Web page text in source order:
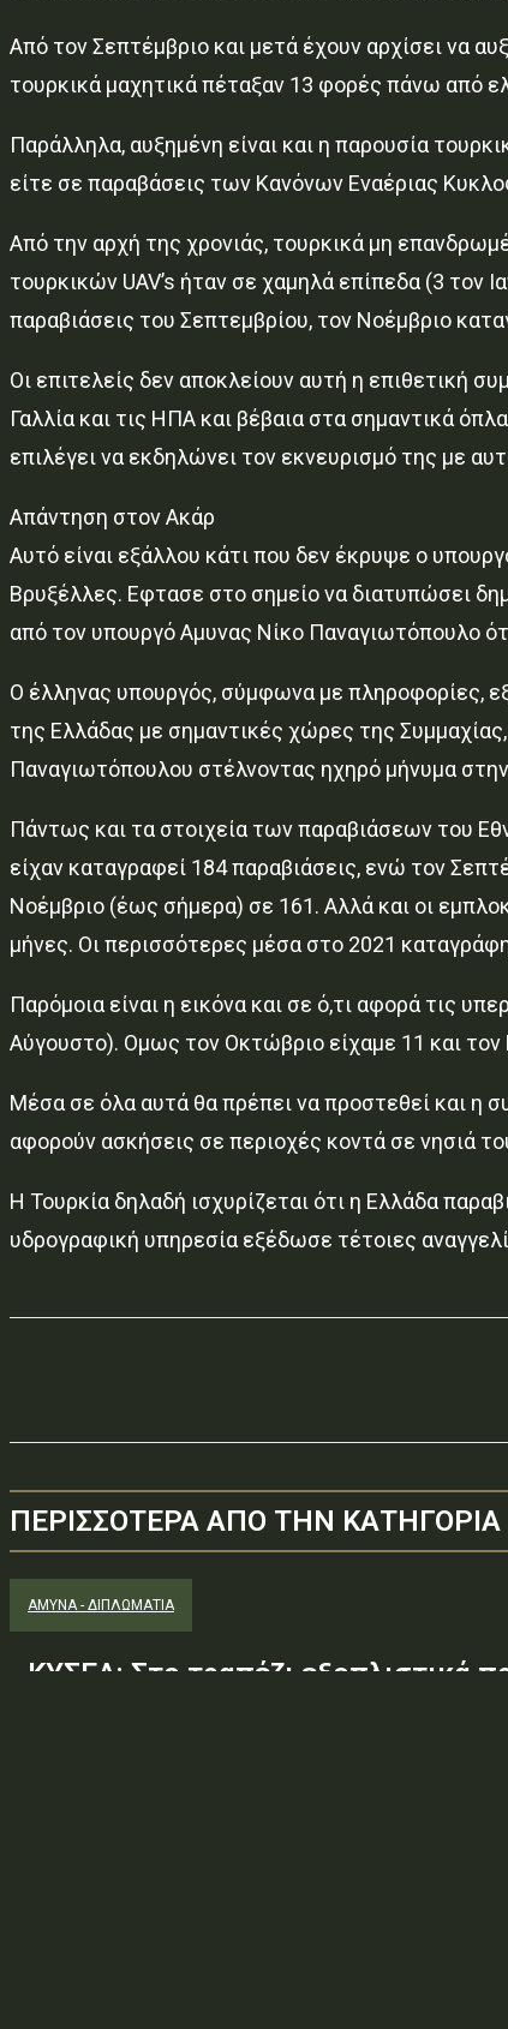
Από τον Σεπτέμβριο και μετά έχουν αρχίσει να
τουρκικά μαχητικά πέταξαν 13 φορές πάνω από
Παράλληλα, αυξημένη είναι και η παρουσία
είτε σε παραβάσεις των Κανόνων Εναέριας
Από την αρχή της χρονιάς, τουρκικά μη
τουρκικών UAV’s ήταν σε χαμηλά επίπεδα (3 τον
παραβιάσεις του Σεπτεμβρίου, τον Νοέμβριο
Οι επιτελείς δεν αποκλείουν αυτή η επιθετική
Γαλλία και τις ΗΠΑ και βέβαια στα σημαντικά
επιλέγει να εκδηλώνει τον εκνευρισμό της με
Απάντηση στον Ακάρ
Αυτό είναι εξάλλου κάτι που δεν έκρυψε ο
Βρυξέλλες. Εφτασε στο σημείο να διατυπώσει
από τον υπουργό Αμυνας Νίκο Παναγιωτόπουλο
Ο έλληνας υπουργός, σύμφωνα με πληροφορίες,
της Ελλάδας με σημαντικές χώρες της
Παναγιωτόπουλου στέλνοντας ηχηρό μήνυμα
Πάντως και τα στοιχεία των παραβιάσεων του
είχαν καταγραφεί 184 παραβιάσεις, ενώ τον
Νοέμβριο (έως σήμερα) σε 161. Αλλά και οι
μήνες. Οι περισσότερες μέσα στο 2021
Παρόμοια είναι η εικόνα και σε ό,τι αφορά τις
Αύγουστο). Ομως τον Οκτώβριο είχαμε 11 και τον
Μέσα σε όλα αυτά θα πρέπει να προστεθεί και η
αφορούν ασκήσεις σε περιοχές κοντά σε νησιά
Η Τουρκία δηλαδή ισχυρίζεται ότι η Ελλάδα
υδρογραφική υπηρεσία εξέδωσε τέτοιες
ΠΕΡΙΣΣΟΤΕΡΑ ΑΠΟ ΤΗΝ ΚΑΤΗΓΟΡΙΑ
ΑΜΥΝΑ - ΔΙΠΛΩΜΑΤΙΑ
ΚΥΣΕΑ: Στο τραπέζι εξοπλιστικά